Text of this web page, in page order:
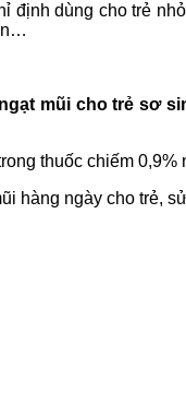
định dùng cho trẻ
mũi cho trẻ sơ
thuốc chiếm
hàng ngày cho trẻ,